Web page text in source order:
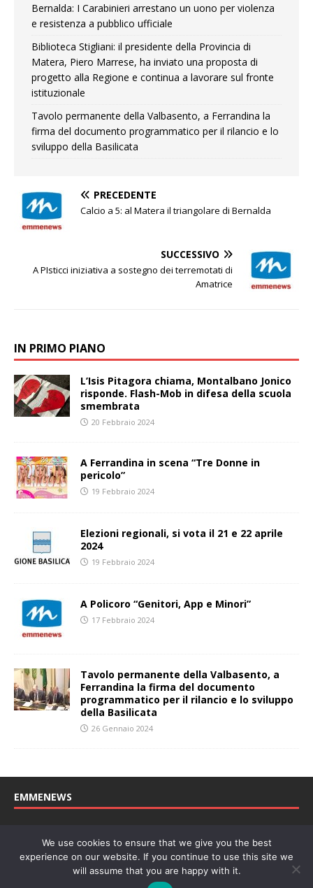
Bernalda: I Carabinieri arrestano un uono per violenza
e resistenza a pubblico ufficiale
Biblioteca Stigliani: il presidente della Provincia di
Matera, Piero Marrese, ha inviato una proposta di
progetto alla Regione e continua a lavorare sul fronte
istituzionale
Tavolo permanente della Valbasento, a Ferrandina la
firma del documento programmatico per il rilancio e lo
sviluppo della Basilicata
PRECEDENTE
Calcio a 5: al Matera il triangolare di Bernalda
SUCCESSIVO
A PIsticci iniziativa a sostegno dei terremotati di
Amatrice
IN PRIMO PIANO
L’Isis Pitagora chiama, Montalbano Jonico
risponde. Flash-Mob in difesa della scuola
smembrata
20 Febbraio 2024
A Ferrandina in scena “Tre Donne in
pericolo”
19 Febbraio 2024
Elezioni regionali, si vota il 21 e 22 aprile
2024
19 Febbraio 2024
A Policoro “Genitori, App e Minori”
17 Febbraio 2024
Tavolo permanente della Valbasento, a
Ferrandina la firma del documento
programmatico per il rilancio e lo sviluppo
della Basilicata
26 Gennaio 2024
EMMENEWS
27/04/2011. Direttore Responsabile: Concetta Monzo, Editore: Deah
soc. coop. P. Iva: 01219430772
We use cookies to ensure that we give you the best
experience on our website. If you continue to use this site we
will assume that you are happy with it.